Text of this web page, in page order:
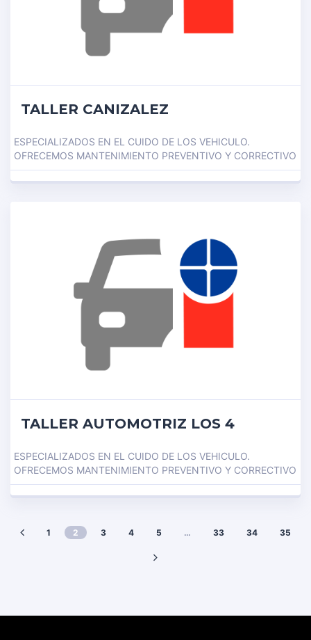
TALLER CANIZALEZ
ESPECIALIZADOS EN EL CUIDO DE LOS VEHICULO.
OFRECEMOS MANTENIMIENTO PREVENTIVO Y CORRECTIVO
TALLER AUTOMOTRIZ LOS 4
ESPECIALIZADOS EN EL CUIDO DE LOS VEHICULO.
OFRECEMOS MANTENIMIENTO PREVENTIVO Y CORRECTIVO
1 2 3 4 5 … 33 34 35